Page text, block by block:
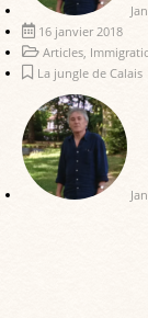
16 janvier 2018
Articles
La jungle de Calais